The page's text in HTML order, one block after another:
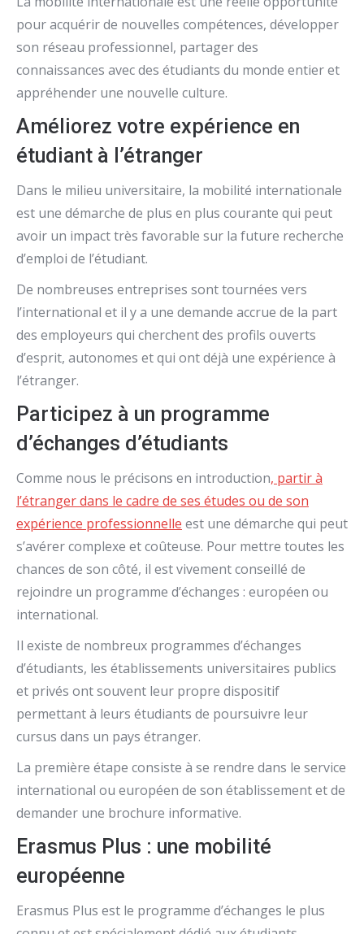
pour acquérir de nouvelles compétences, développer
son réseau professionnel, partager des
connaissances avec des étudiants du monde entier et
appréhender une nouvelle culture.
Améliorez votre expérience en
étudiant à l’étranger
Dans le milieu universitaire, la mobilité internationale
est une démarche de plus en plus courante qui peut
avoir un impact très favorable sur la future recherche
d’emploi de l’étudiant.
De nombreuses entreprises sont tournées vers
l’international et il y a une demande accrue de la part
des employeurs qui cherchent des profils ouverts
d’esprit, autonomes et qui ont déjà une expérience à
l’étranger.
Participez à un programme
d’échanges d’étudiants
Comme nous le précisons en introduction, partir à
l’étranger dans le cadre de ses études ou de son
expérience professionnelle est une démarche qui peut
s’avérer complexe et coûteuse. Pour mettre toutes les
chances de son côté, il est vivement conseillé de
rejoindre un programme d’échanges : européen ou
international.
Il existe de nombreux programmes d’échanges
d’étudiants, les établissements universitaires publics
et privés ont souvent leur propre dispositif
permettant à leurs étudiants de poursuivre leur
cursus dans un pays étranger.
La première étape consiste à se rendre dans le service
international ou européen de son établissement et de
demander une brochure informative.
Erasmus Plus : une mobilité
européenne
Erasmus Plus est le programme d’échanges le plus